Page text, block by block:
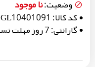
وضعیت:نا موجود
کد کالا: GL10401091
گارانتی:7 روز مهلت تست